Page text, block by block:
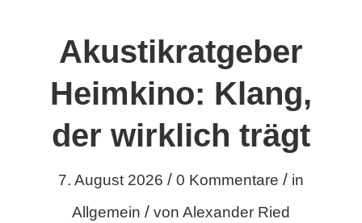
Akustikratgeber
Heimkino: Klang,
der wirklich trägt
7. August 2026 / 0 Kommentare / in
Allgemein / von Alexander Ried